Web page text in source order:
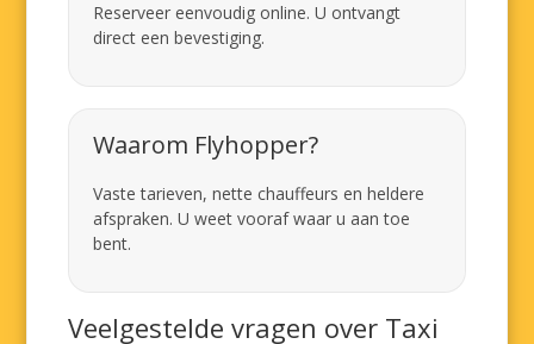
Reserveer eenvoudig online. U ontvangt
direct een bevestiging.
Waarom Flyhopper?
Vaste tarieven, nette chauffeurs en heldere
afspraken. U weet vooraf waar u aan toe
bent.
Veelgestelde vragen over Taxi